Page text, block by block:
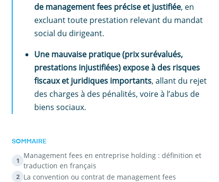
de management fees précise et justifiée, en
excluant toute prestation relevant du mandat
social du dirigeant.
Une mauvaise pratique (prix surévalués,
prestations injustifiées) expose à des risques
fiscaux et juridiques importants, allant du rejet
des charges à des pénalités, voire à l’abus de
biens sociaux.
SOMMAIRE
1
Management fees en entreprise holding : définition et
traduction en français
2 La convention ou contrat de management fees